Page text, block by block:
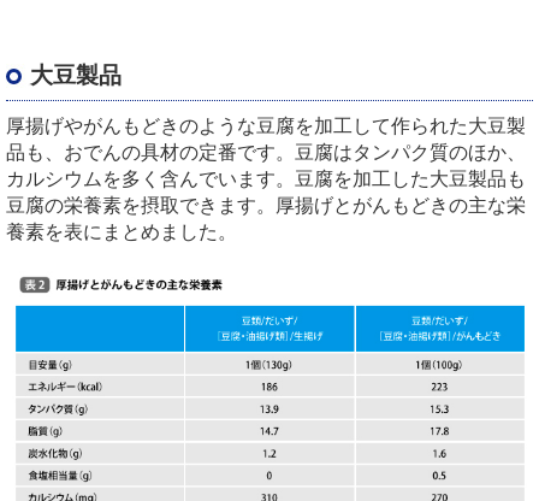
大豆製品
厚揚げやがんもどきのような豆腐を加工して作られた大豆製
品も、おでんの具材の定番です。豆腐はタンパク質のほか、
カルシウムを多く含んでいます。豆腐を加工した大豆製品も
豆腐の栄養素を摂取できます。厚揚げとがんもどきの主な栄
養素を表にまとめました。